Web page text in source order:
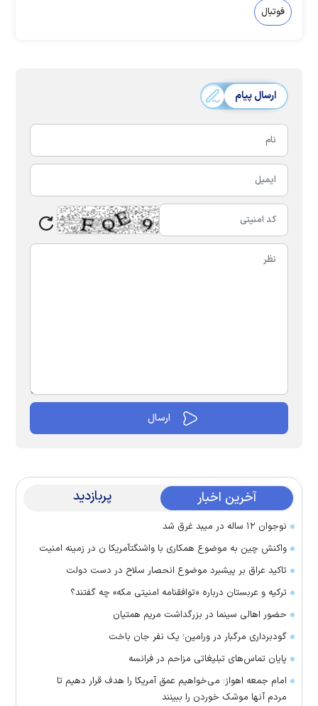
فوتبال
ارسال پیام
آخرین اخبار پربازدید
نوجوان ۱۲ ساله در میبد غرق شد
واکنش چین به موضوع همکاری با واشنگتآمریکا ن در زمینه امنیت
تاکید عراق بر پیشبرد موضوع انحصار سلاح در دست دولت
ترکیه و عربستان درباره «توافقنامه امنیتی مکه» چه گفتند؟
حضور اهالی سینما در بزرگداشت مریم همتیان
گودبرداری مرگبار در ورامین؛ یک نفر جان باخت
پایان تماس‌های تبلیغاتی مزاحم در فرانسه
امام جمعه اهواز: می‌خواهیم عمق آمریکا را هدف قرار دهیم تا
مردم آنها موشک خوردن را ببینند